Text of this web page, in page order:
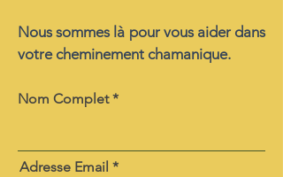
Nous sommes là pour vous aider dans
votre cheminement chamanique.
Nom Complet
Adresse Email